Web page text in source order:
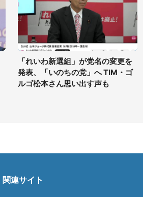
「れいわ新選組」が党名の変更を
発表、「いのちの党」へ TIM・ゴ
ルゴ松本さん思い出す声も
関連サイト